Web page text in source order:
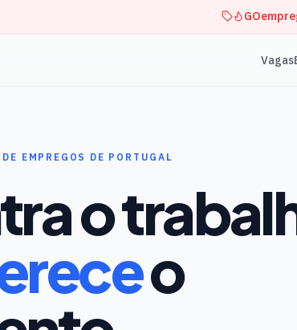
Vagas
EMPREGOS DE PORTUGAL
o
o